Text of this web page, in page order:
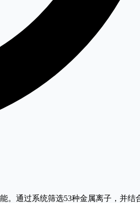
。通过系统筛选53种金属离子，并结